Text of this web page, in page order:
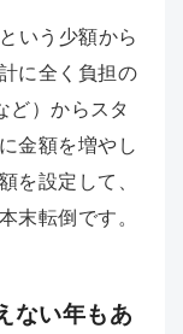
いう少額から
に全く負担の
）からスタ
金額を増やし
を設定して、
末転倒です。
ない年もあ